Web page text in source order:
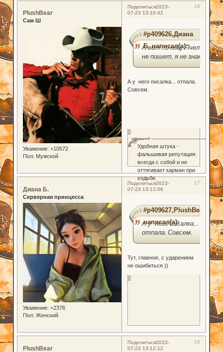
Поделиться 16
2023-
07-23 13:10:42
PlushBear
Сам Ш
Уважение: +10572
Пол: Мужской
#p409626,Диана
Б. написал(а):
А вот почему Пчел
не пишет, я не знаю.
А у него писалка... отпала.
Совсем.
Удобная штука -
фальшивая репутация:
всегда с собой и не
оттягивает карман при
ходьбе.
0
Поделиться 17
2023-
07-23 13:12:06
Диана Б.
Серверная принцесса
Уважение: +2376
Пол: Женский
#p409627,PlushBear
написал(а):
А у него писалка...
отпала. Совсем.
Тут, главное, с ударением
не ошибиться ))
0
Поделиться 18
2023-
07-23 13:12:12
PlushBear